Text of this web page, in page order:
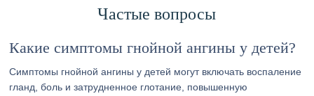
Частые вопросы
Какие симптомы гнойной ангины у детей?
Симптомы гнойной ангины у детей могут включать воспаление
гланд, боль и затрудненное глотание, повышенную